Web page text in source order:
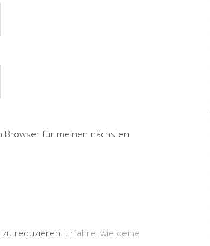
Browser für meinen nächsten
zu reduzieren. Erfahre, wie deine